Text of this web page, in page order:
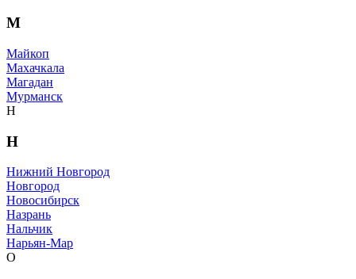
М
Майкоп
Махачкала
Магадан
Мурманск
Н
Н
Нижний Новгород
Новгород
Новосибирск
Назрань
Нальчик
Нарьян-Мар
О